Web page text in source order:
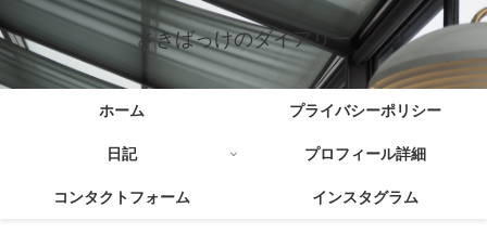
さきばっけのダイアリー
ホーム プライバシーポリシー
日記 プロフィール詳細
コンタクトフォーム インスタグラム